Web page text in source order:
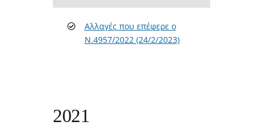
Αλλαγές που επέφερε ο
Ν.4957/2022 (24/2/2023)
2021